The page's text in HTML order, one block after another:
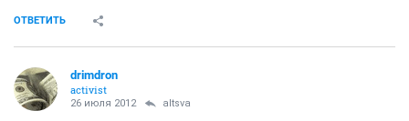
ОТВЕТИТЬ
drimdron
activist
26 июля 2012 altsva